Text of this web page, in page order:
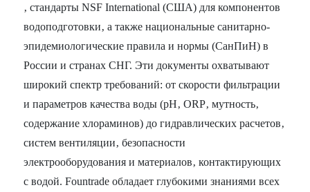
‚ стандарты NSF International (США) для компонентов
водоподготовки‚ а также национальные санитарно-
эпидемиологические правила и нормы (СанПиН) в
России и странах СНГ. Эти документы охватывают
широкий спектр требований: от скорости фильтрации
и параметров качества воды (pH‚ ORP‚ мутность‚
содержание хлораминов) до гидравлических расчетов‚
систем вентиляции‚ безопасности
электрооборудования и материалов‚ контактирующих
с водой. Fountrade обладает глубокими знаниями всех